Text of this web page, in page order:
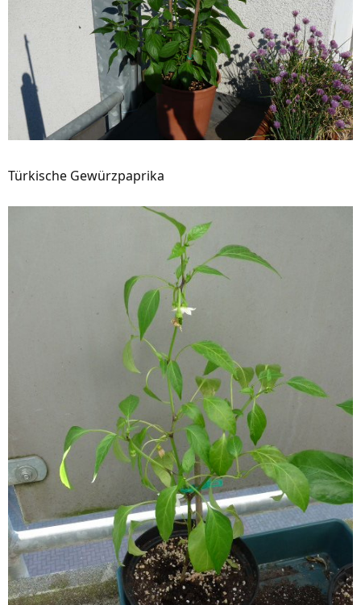
Türkische Gewürzpaprika